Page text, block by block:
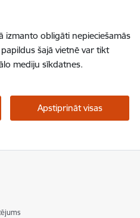
izmanto obligāti nepieciešamās
šajā vietnē var tikt
mediju sīkdatnes.
Apstiprināt visas